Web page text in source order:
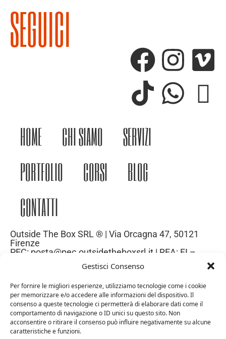
Gestisci Consenso
Per fornire le migliori esperienze, utilizziamo tecnologie come i cookie
per memorizzare e/o accedere alle informazioni del dispositivo. Il
consenso a queste tecnologie ci permetterà di elaborare dati come il
comportamento di navigazione o ID unici su questo sito. Non
acconsentire o ritirare il consenso può influire negativamente su alcune
caratteristiche e funzioni.
HOME CHI SIAMO
SERVIZI
PORTFOLIO
CORSI
BLOG
CONTATTI
Outside The Box SRL ® | Via Orcagna 47, 50121
Firenze
PEC: posta@pec.outsidetheboxsrl.it | REA: FI –
669971| P.IVA: 06969740486
Capitale Sociale: 10.000€
SEGUICI